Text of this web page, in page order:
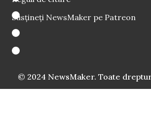
Susțineți NewsMaker pe Patreon
© 2024 NewsMaker. Toate